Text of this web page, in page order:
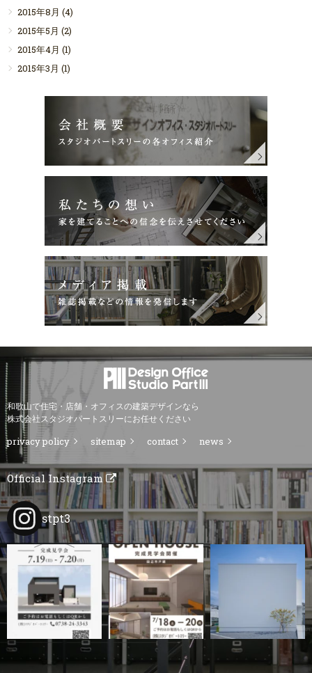
2015年8月 (4)
2015年5月 (2)
2015年4月 (1)
2015年3月 (1)
和歌山で住宅・店舗・オフィスの建築デザインなら
株式会社スタジオパートスリーにお任せください
privacy policy sitemap contact news
Official Instagram
stpt3